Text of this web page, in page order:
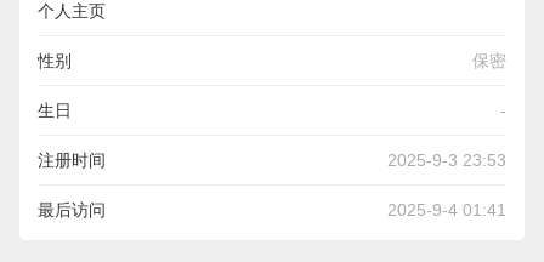
个人主页
https://pad.geolab.space/RT9nOGxuQ0SCKL-1KxVU1A/
性别 保密
生日 -
注册时间 2025-9-3 23:53
最后访问 2025-9-4 01:41